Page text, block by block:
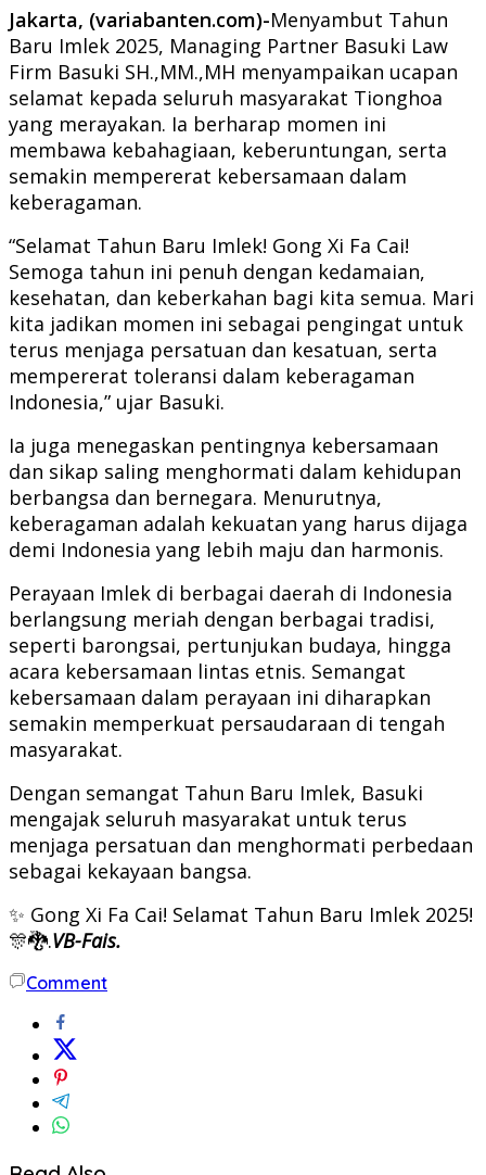
Jakarta, (variabanten.com)-Menyambut Tahun
Baru Imlek 2025, Managing Partner Basuki Law
Firm Basuki SH.,MM.,MH menyampaikan ucapan
selamat kepada seluruh masyarakat Tionghoa
yang merayakan. Ia berharap momen ini
membawa kebahagiaan, keberuntungan, serta
semakin mempererat kebersamaan dalam
keberagaman.
“Selamat Tahun Baru Imlek! Gong Xi Fa Cai!
Semoga tahun ini penuh dengan kedamaian,
kesehatan, dan keberkahan bagi kita semua. Mari
kita jadikan momen ini sebagai pengingat untuk
terus menjaga persatuan dan kesatuan, serta
mempererat toleransi dalam keberagaman
Indonesia,” ujar Basuki.
Ia juga menegaskan pentingnya kebersamaan
dan sikap saling menghormati dalam kehidupan
berbangsa dan bernegara. Menurutnya,
keberagaman adalah kekuatan yang harus dijaga
demi Indonesia yang lebih maju dan harmonis.
Perayaan Imlek di berbagai daerah di Indonesia
berlangsung meriah dengan berbagai tradisi,
seperti barongsai, pertunjukan budaya, hingga
acara kebersamaan lintas etnis. Semangat
kebersamaan dalam perayaan ini diharapkan
semakin memperkuat persaudaraan di tengah
masyarakat.
Dengan semangat Tahun Baru Imlek, Basuki
mengajak seluruh masyarakat untuk terus
menjaga persatuan dan menghormati perbedaan
sebagai kekayaan bangsa.
✨ Gong Xi Fa Cai! Selamat Tahun Baru Imlek 2025!
🎊🐉.VB-Fais.
Comment